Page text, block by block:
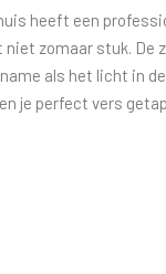
heeft een
zomaar stuk. De
als het licht in
je perfect vers